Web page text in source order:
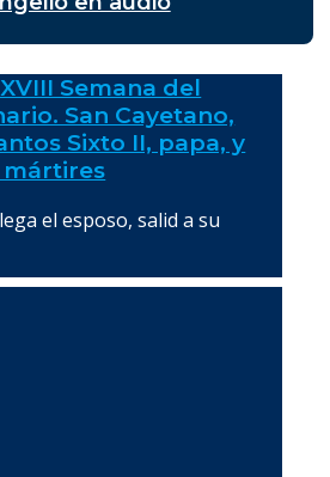
Semana del
San Cayetano,
Sixto II, papa, y
el esposo, salid a su